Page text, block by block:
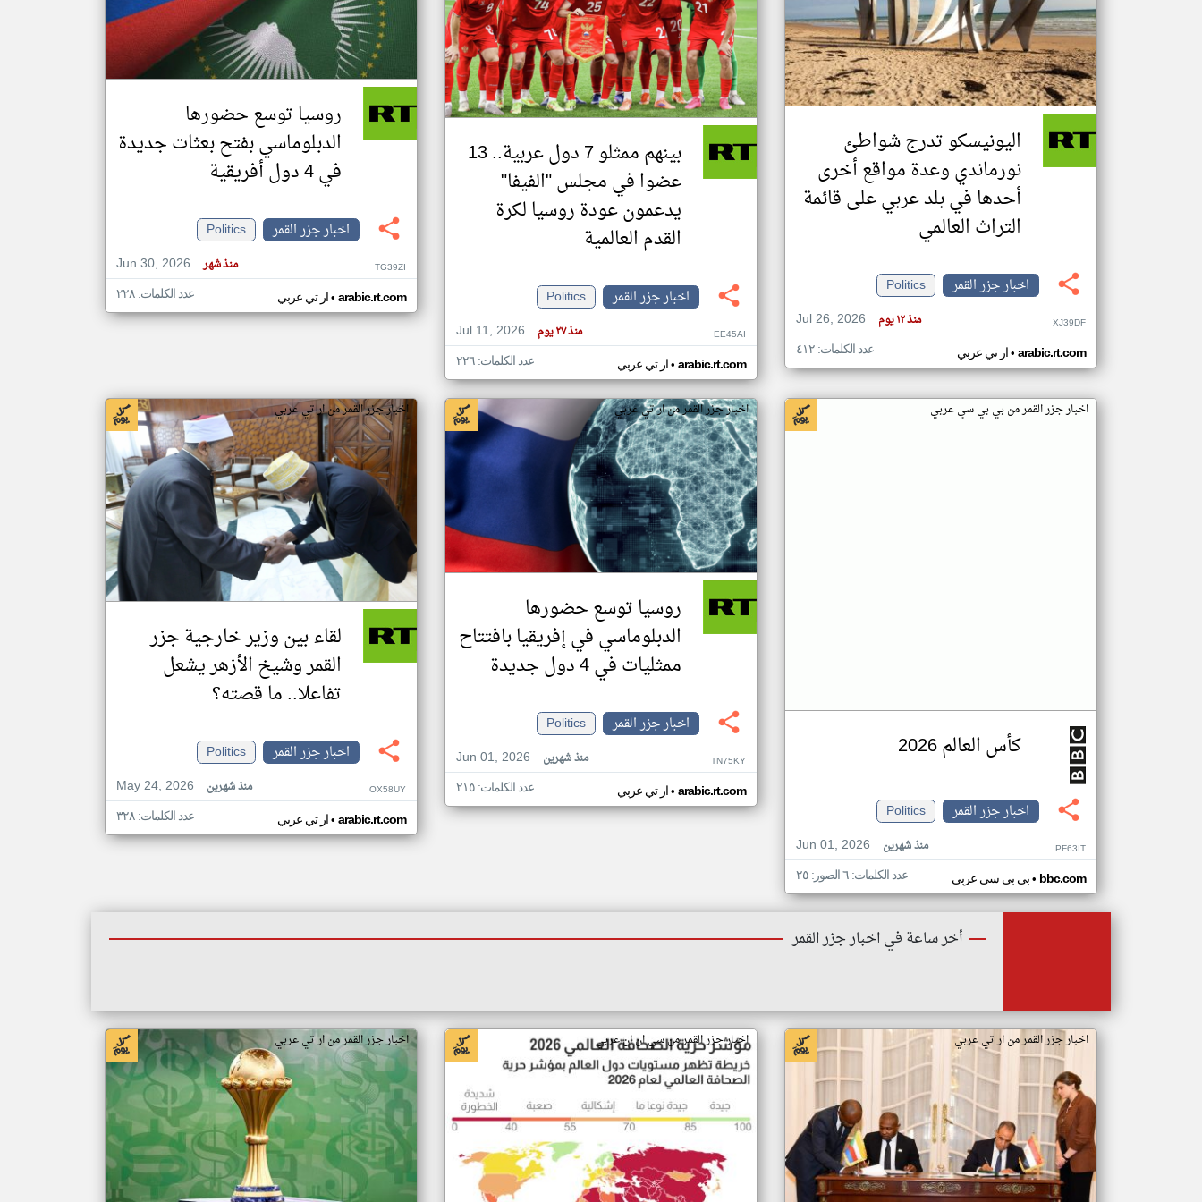
تغيير الدولة
اخبار جزر القمر على مدار الساعة
أهم اخبار جزر القمر العاجلة والمباشرة
اليونيسكو تدرج شواطئ
نورماندي وعدة مواقع أخرى
أحدها في بلد عربي على قائمة
التراث العالمي
اخبار جزر القمر
Politics
Jul 26, 2026
منذ ١٢ يوم XJ39DF
ار تي عربي• arabic.rt.com عدد الكلمات: ٤١٢
بينهم ممثلو 7 دول عربية.. 13
عضوا في مجلس "الفيفا"
يدعمون عودة روسيا لكرة
القدم العالمية
اخبار جزر القمر
Politics
Jul 11, 2026
منذ ٢٧ يوم EE45AI
ار تي عربي• arabic.rt.com عدد الكلمات: ٢٢٦
روسيا توسع حضورها
الدبلوماسي بفتح بعثات جديدة
في 4 دول أفريقية
اخبار جزر القمر
Politics
Jun 30, 2026
منذ شهر TG39ZI
ار تي عربي• arabic.rt.com عدد الكلمات: ٢٢٨
اخبار جزر القمر من بي بي سي عربي
كأس العالم 2026
اخبار جزر القمر
Politics
Jun 01, 2026
منذ شهرين PF63IT
بي بي سي عربي• bbc.com عدد الكلمات: ٦ الصور: ٢٥
اخبار جزر القمر من ار تي عربي
روسيا توسع حضورها
الدبلوماسي في إفريقيا بافتتاح
ممثليات في 4 دول جديدة
اخبار جزر القمر
Politics
Jun 01, 2026
منذ شهرين TN75KY
ار تي عربي• arabic.rt.com عدد الكلمات: ٢١٥
اخبار جزر القمر من ار تي عربي
لقاء بين وزير خارجية جزر
القمر وشيخ الأزهر يشعل
تفاعلا.. ما قصته؟
اخبار جزر القمر
Politics
May 24, 2026
منذ شهرين OX58UY
ار تي عربي• arabic.rt.com عدد الكلمات: ٣٢٨
أخر ساعة في اخبار جزر القمر
اخبار جزر القمر من ار تي عربي اخبار جزر القمر من سي ان ان عربي اخبار جزر القمر من ار تي عربي
klyoum.com